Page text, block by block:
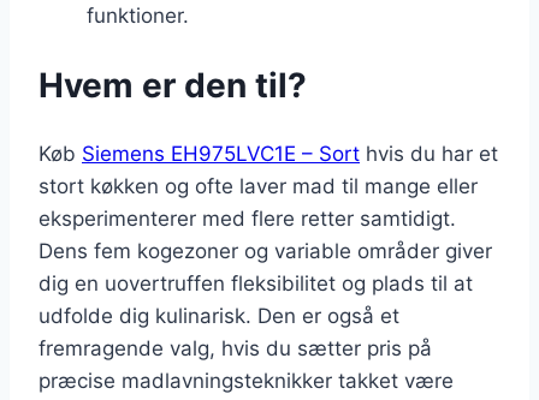
funktioner.
Hvem er den til?
Køb Siemens EH975LVC1E – Sort hvis du har et
stort køkken og ofte laver mad til mange eller
eksperimenterer med flere retter samtidigt.
Dens fem kogezoner og variable områder giver
dig en uovertruffen fleksibilitet og plads til at
udfolde dig kulinarisk. Den er også et
fremragende valg, hvis du sætter pris på
præcise madlavningsteknikker takket være